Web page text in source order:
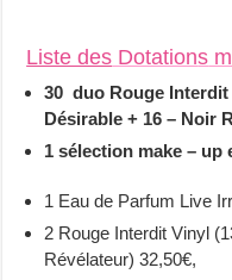
Liste des Dotations
30 duo Rouge Interdit
Désirable + 16 – Noir
1 sélection make – up
1 Eau de Parfum Live
2 Rouge Interdit Vinyl
Révélateur) 32,50€,